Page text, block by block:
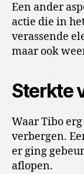
Een ander
actie die in
verassende
maar ook
Sterkte
Waar Tibo
verbergen.
er ging
aflopen.